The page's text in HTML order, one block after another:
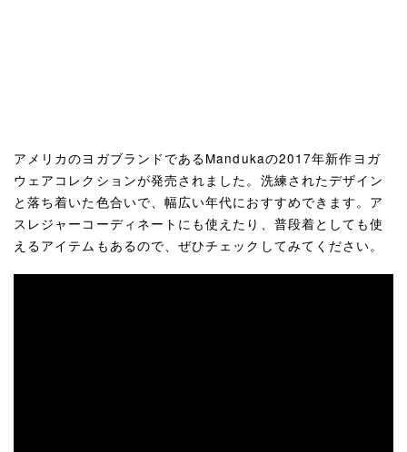
アメリカのヨガブランドであるMandukaの2017年新作ヨガ
ウェアコレクションが発売されました。洗練されたデザイン
と落ち着いた色合いで、幅広い年代におすすめできます。ア
スレジャーコーディネートにも使えたり、普段着としても使
えるアイテムもあるので、ぜひチェックしてみてください。